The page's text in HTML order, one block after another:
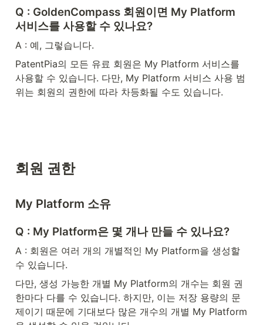
Q : GoldenCompass 회원이면 My Platform
서비스를 사용할 수 있나요?
A : 예, 그렇습니다.
PatentPia의 모든 유료 회원은 My Platform 서비스를
사용할 수 있습니다. 다만, My Platform 서비스 사용 범
위는 회원의 권한에 따라 차등화될 수도 있습니다.
회원 권한
My Platform 소유
Q : My Platform은 몇 개나 만들 수 있나요?
A : 회원은 여러 개의 개별적인 My Platform을 생성할
수 있습니다.
다만, 생성 가능한 개별 My Platform의 개수는 회원 권
한마다 다를 수 있습니다. 하지만, 이는 저장 용량의 문
제이기 때문에 기대보다 많은 개수의 개별 My Platform